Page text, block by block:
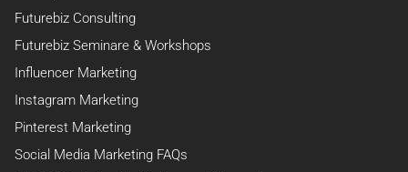
Futurebiz Consulting
Futurebiz Seminare & Workshops
Influencer Marketing
Instagram Marketing
Pinterest Marketing
Social Media Marketing FAQs